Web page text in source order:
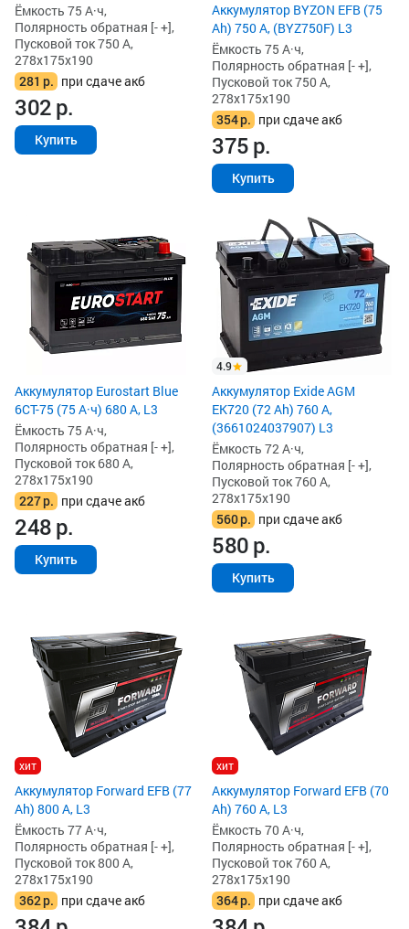
Ёмкость 75 А·ч,
Полярность обратная [- +],
Пусковой ток 750 А,
278x175x190
281 р. при сдаче акб
302р.
Купить
Аккумулятор BYZON EFB (75
Ah) 750 А, (BYZ750F) L3
Ёмкость 75 А·ч,
Полярность обратная [- +],
Пусковой ток 750 А,
278x175x190
354р. при сдаче акб
375р.
Купить
Аккумулятор Eurostart Blue
6CT-75 (75 А·ч) 680 А, L3
Ёмкость 75 А·ч,
Полярность обратная [- +],
Пусковой ток 680 А,
278x175x190
227р. при сдаче акб
248р.
Купить
4.9
Аккумулятор Exide AGM
EK720 (72 Ah) 760 А,
(3661024037907) L3
Ёмкость 72 А·ч,
Полярность обратная [- +],
Пусковой ток 760 А,
278x175x190
560р. при сдаче акб
580р.
Купить
хит
Аккумулятор Forward EFB (77
Ah) 800 А, L3
Ёмкость 77 А·ч,
Полярность обратная [- +],
Пусковой ток 800 А,
278x175x190
362р. при сдаче акб
хит
Аккумулятор Forward EFB (70
Ah) 760 А, L3
Ёмкость 70 А·ч,
Полярность обратная [- +],
Пусковой ток 760 А,
278x175x190
364р. при сдаче акб